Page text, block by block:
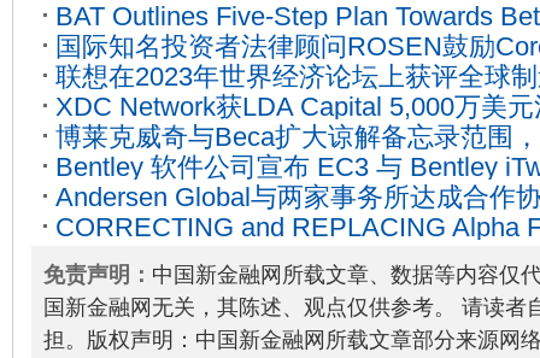
BAT Outlines Five-Step Plan Towards
Vapour Sector2023-09-20
国际知名投资者法律顾问ROSEN鼓励
资者在CORZ证券集体诉讼的重要截止日
12-15
联想在2023年世界经济论坛上获评全球
19
XDC Network获LDA Capital 5,000万美
生态系统建设 2022-10-12
博莱克威奇与Beca扩大谅解备忘录范围
兰推行更广泛的解决方案2023-09-05
Bentley 软件公司宣布 EC3 与 Bentley
基础设施碳计算2022-11-15
Andersen Global与两家事务所达成合作
兰市场 2022-07-01
CORRECTING and REPLACING Alpha
Announces Launch of Fi911’s Intelligent
04-18
免责声明： 中国新金融网所载文章、数据等内容仅
国新金融网无关，其陈述、观点仅供参考。 请读者
担。版权声明：中国新金融网所载文章部分来源网